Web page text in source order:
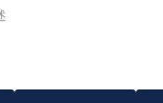
據及返點上限將
實際購買商品